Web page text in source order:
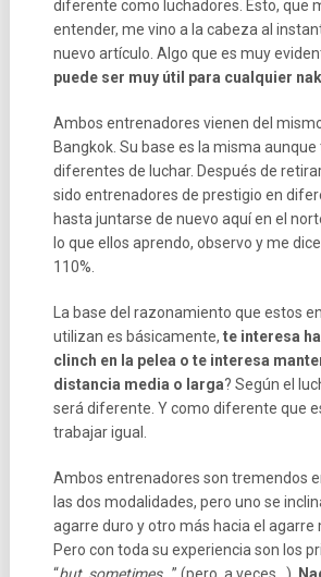
diferente como luchadores. Esto, que
entender, me vino a la cabeza al
nuevo artículo. Algo que es muy
puede ser muy útil para cualquier
Ambos entrenadores vienen del
Bangkok. Su base es la misma
diferentes de luchar. Después de
sido entrenadores de prestigio en
hasta juntarse de nuevo aquí en el
lo que ellos aprendo, observo y me
110%.
La base del razonamiento que estos
utilizan es básicamente, te interesa
clinch en la pelea o te interesa
distancia media o larga? Según el
será diferente. Y como diferente que
trabajar igual.
Ambos entrenadores son tremendos
las dos modalidades, pero uno se
agarre duro y otro más hacia el agarre
Pero con toda su experiencia son los
“but, sometimes… ” (pero, a veces…).